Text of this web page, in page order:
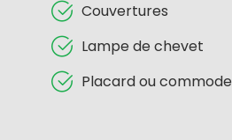
Couvertures
Lampe de chevet
Placard ou commode